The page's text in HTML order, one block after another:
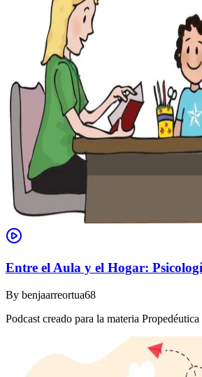
Entre el Aula y el Hogar:
By benjaarreortua68
Podcast creado para la materia